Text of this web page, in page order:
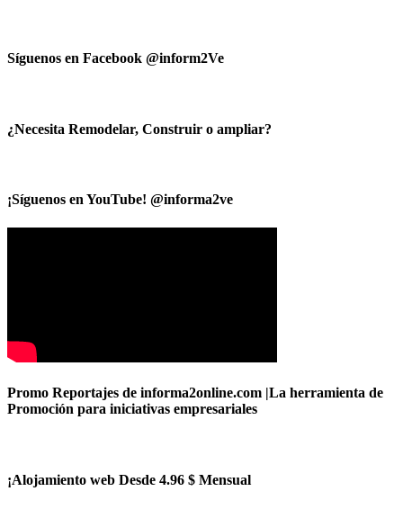
Síguenos en Facebook @inform2Ve
¿Necesita Remodelar, Construir o ampliar?
¡Síguenos en YouTube! @informa2ve
Promo Reportajes de informa2online.com |La herramienta de
Promoción para iniciativas empresariales
¡Alojamiento web Desde 4.96 $ Mensual